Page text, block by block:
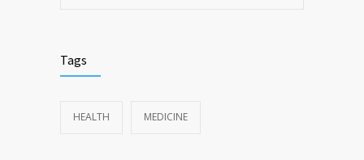
Tags
HEALTH MEDICINE